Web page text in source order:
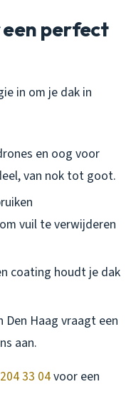
perfect
in om je dak in
en oog voor
van nok tot goot.
vuil te verwijderen
coating houdt je dak
Den Haag vraagt een
aan.
33 04voor een